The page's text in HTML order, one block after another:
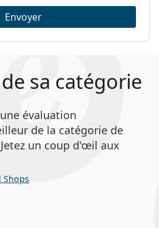
Envoyer
sa catégorie
évaluation
de la catégorie de
un coup d'œil aux
Shops